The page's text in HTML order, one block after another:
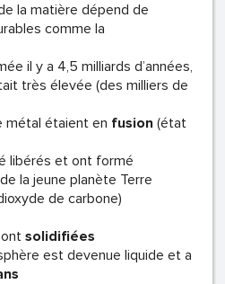
la matière dépend de
comme la
il y a 4,5 milliards d’années,
très élevée (des milliers de
métal étaient en fusion (état
libérés et ont formé
de la jeune planète Terre
de carbone)
solidifiées
est devenue liquide et a